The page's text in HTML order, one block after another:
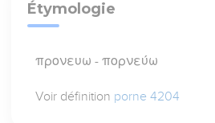
Étymologie
προνευω - πορνεύω
Voir définition porne 4204